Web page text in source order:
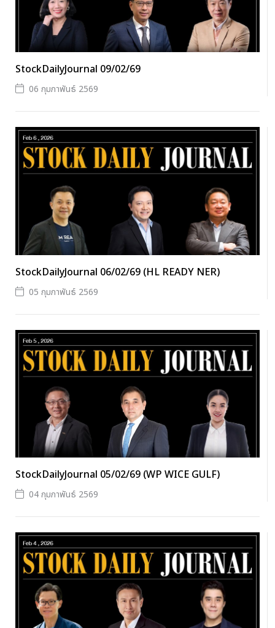
StockDailyJournal 09/02/69
06 กุมภาพันธ์ 2569
StockDailyJournal 06/02/69 (HL READY NER)
05 กุมภาพันธ์ 2569
StockDailyJournal 05/02/69 (WP WICE GULF)
04 กุมภาพันธ์ 2569